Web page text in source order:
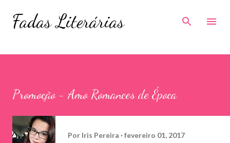
Pular para o conteúdo principal
Fadas Literárias
Promoção - Amo Romances de Época
Por Iris Pereira fevereiro 01, 2017